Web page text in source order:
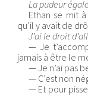
La pudeur
Ethan se mit
qu’il y avait de
J’ai le droit
— Je
jamais à être le
— Je n’ai pas
— C’est non
— Et pour